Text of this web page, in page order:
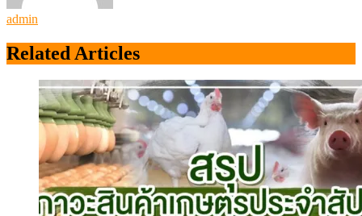
admin
Related Articles